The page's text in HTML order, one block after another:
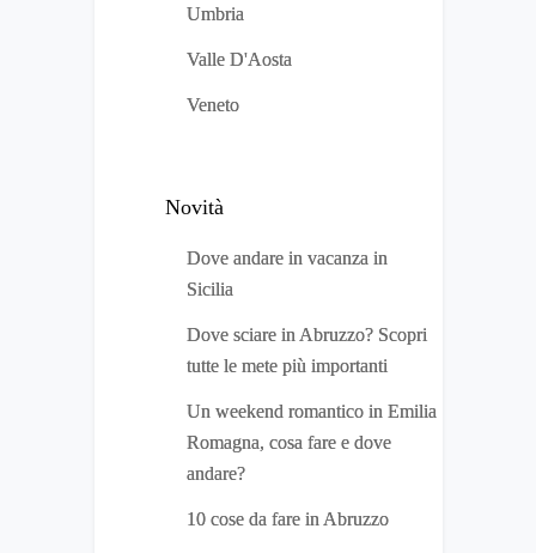
Umbria
Valle D'Aosta
Veneto
Novità
Dove andare in vacanza in
Sicilia
Dove sciare in Abruzzo? Scopri
tutte le mete più importanti
Un weekend romantico in Emilia
Romagna, cosa fare e dove
andare?
10 cose da fare in Abruzzo